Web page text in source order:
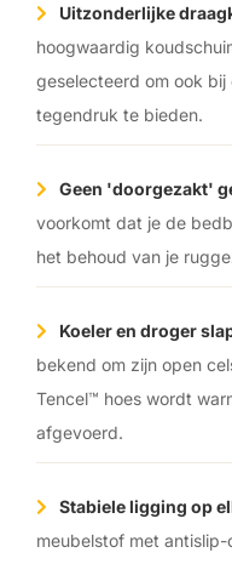
Uitzonderlijke
hoogwaardig
geselecteerd om ook
tegendruk te bieden.
Geen 'doorgezakt'
voorkomt dat je de
het behoud van je
Koeler en droger
bekend om zijn open
Tencel™ hoes wordt
afgevoerd.
Stabiele ligging op
meubelstof met